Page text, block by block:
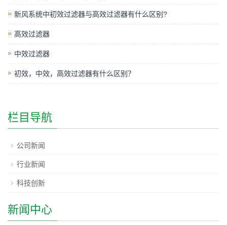
新风系统中初效过滤器与高效过滤器有什么区别?
高效过滤器
中效过滤器
初效，中效，高效过滤器有什么区别？
栏目导航
公司新闻
行业新闻
科技创新
新闻中心